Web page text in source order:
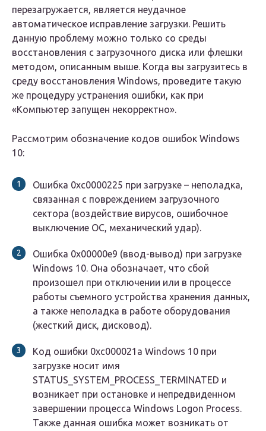
перезагружается, является неудачное
автоматическое исправление загрузки. Решить
данную проблему можно только со среды
восстановления с загрузочного диска или флешки
методом, описанным выше. Когда вы загрузитесь в
среду восстановления Windows, проведите такую
же процедуру устранения ошибки, как при
«Компьютер запущен некорректно».
Рассмотрим обозначение кодов ошибок Windows
10:
Ошибка 0xc0000225 при загрузке – неполадка,
связанная с повреждением загрузочного
сектора (воздействие вирусов, ошибочное
выключение ОС, механический удар).
Ошибка 0x00000e9 (ввод-вывод) при загрузке
Windows 10. Она обозначает, что сбой
произошел при отключении или в процессе
работы съемного устройства хранения данных,
а также неполадка в работе оборудования
(жесткий диск, дисковод).
Код ошибки 0xc000021a Windows 10 при
загрузке носит имя
STATUS_SYSTEM_PROCESS_TERMINATED и
возникает при остановке и непредвиденном
завершении процесса Windows Logon Process.
Также данная ошибка может возникать от